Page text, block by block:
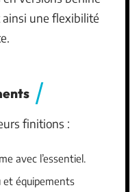
une flexibilité
finitions :
avec l’essentiel.
et équipements